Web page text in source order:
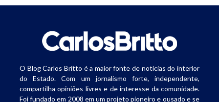
O Blog Carlos Britto é a maior fonte de notícias do interior
do Estado. Com um jornalismo forte, independente,
compartilha opiniões livres e de interesse da comunidade.
Foi fundado em 2008 em um projeto pioneiro e ousado e se